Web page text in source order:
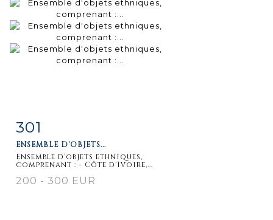
détaillée
301
ENSEMBLE D'OBJETS...
Ensemble d'objets ethniques,
comprenant : - Côte d'Ivoire,...
200 - 300 EUR